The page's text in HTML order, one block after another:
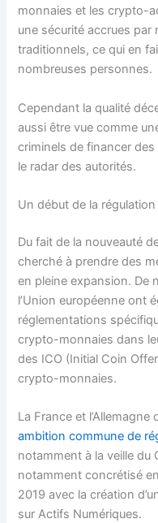
monnaies et les crypto-
une sécurité accrues
traditionnels, ce qui en
nombreuses personnes.
Cependant la qualité
aussi être vue comme
criminels de financer
le radar des autorités.
Un début de la
Du fait de la nouveauté
cherché à prendre des
en pleine expansion. De
l’Union européenne ont
réglementations
crypto-monnaies dans
des ICO (Initial Coin
crypto-monnaies.
La France et
ambition commune de
notamment à la veille du
notamment concrétisé
2019 avec la création
sur Actifs Numériques.